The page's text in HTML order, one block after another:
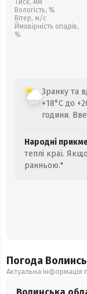
Тиск, мм
Вологість, %
Вітер, м/с
Ймовірність опадів,
%
Зранку та
+18°C до
години.
Народні
теплі краї.
ранньою."
Погода
Актуальна інформація